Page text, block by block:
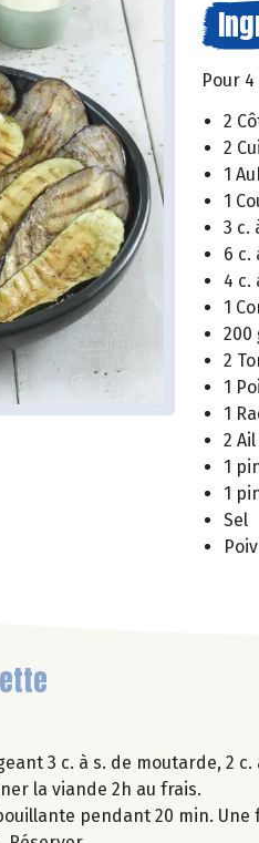
Pour
2
2
1
1
3 c.
6 c.
4 c.
1
200
2
1
1
2 Ail
1
1
Sel
3 c. à s. de moutarde, 2 c.
la viande 2h au frais.
pendant 20 min.